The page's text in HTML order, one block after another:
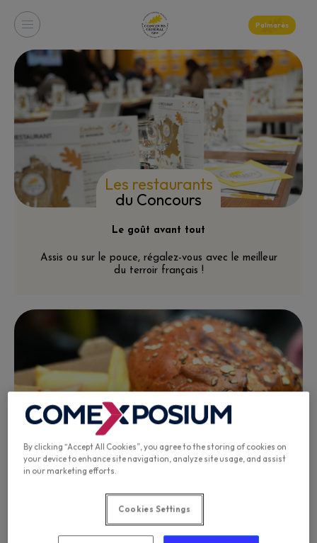
Palmarès
Les restaurants
du Concours
Le goût avant tout
Assis ou sur le pouce, régalez-vous avec le meilleur
du terroir français !
By clicking “Accept All Cookies”, you agree to the storing of cookies on
your device to enhance site navigation, analyze site usage, and assist
in our marketing efforts.
Cookies Settings